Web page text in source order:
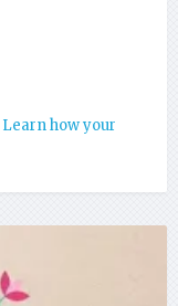
Learn how your